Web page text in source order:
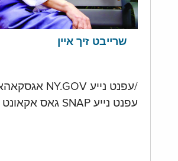
שרייבט זיך איין
/עפנט נייע NY.GOV אגסקאהאל
עפנט נייע SNAP גאס אקאונט